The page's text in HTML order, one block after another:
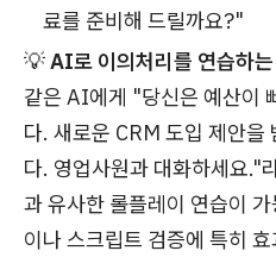
료를 준비해 드릴까요?"
💡AI로 이의처리를 연습하는
같은 AI에게 "당신은 예산이
다. 새로운 CRM 도입 제안을
다. 영업사원과 대화하세요."
과 유사한 롤플레이 연습이
이나 스크립트 검증에 특히